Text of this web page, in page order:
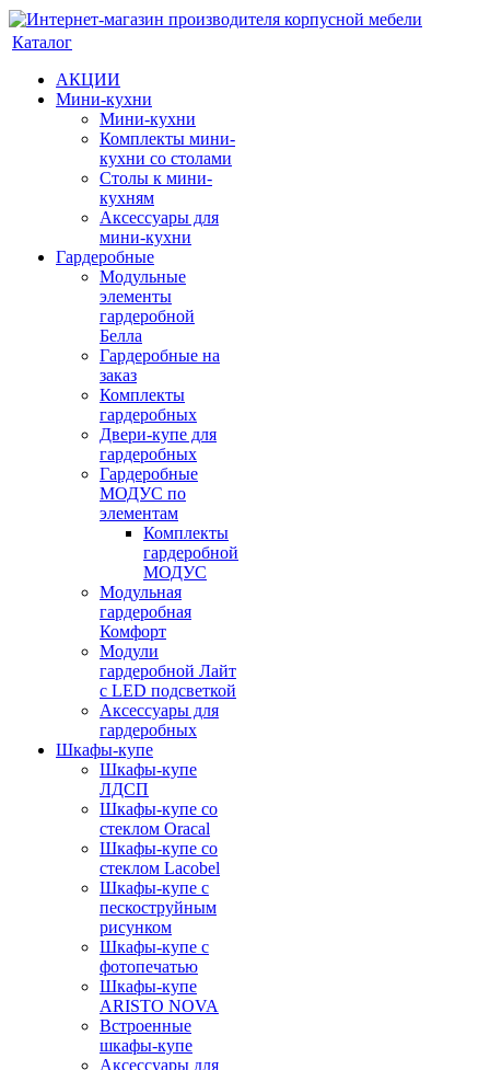
Каталог
АКЦИИ
Мини-кухни
Мини-кухни
Комплекты мини-
кухни со столами
Столы к мини-
кухням
Аксессуары для
мини-кухни
Гардеробные
Модульные
элементы
гардеробной
Белла
Гардеробные на
заказ
Комплекты
гардеробных
Двери-купе для
гардеробных
Гардеробные
МОДУС по
элементам
Комплекты
гардеробной
МОДУС
Модульная
гардеробная
Комфорт
Модули
гардеробной Лайт
с LED подсветкой
Аксессуары для
гардеробных
Шкафы-купе
Шкафы-купе
ЛДСП
Шкафы-купе со
стеклом Oracal
Шкафы-купе со
стеклом Lacobel
Шкафы-купе с
пескоструйным
рисунком
Шкафы-купе с
фотопечатью
Шкафы-купе
ARISTO NOVA
Встроенные
шкафы-купе
Аксессуары для